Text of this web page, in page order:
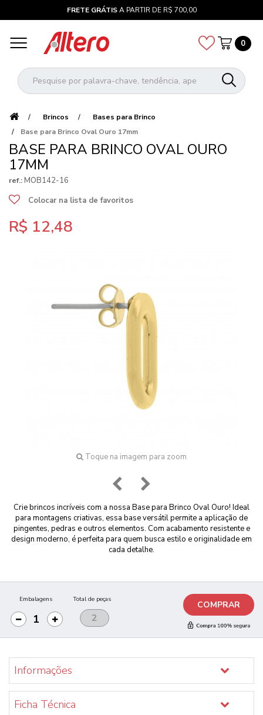
FRETE GRÁTISA PARTIR DE R$ 700,00
0
Brincos
Bases para Brinco
Base para Brinco Oval Ouro 17mm
BASE PARA BRINCO OVAL OURO
17MM
ref.: MOB142-16
Colocar na lista de favoritos
R$ 12,48
Toque na imagem para zoom
Crie brincos incríveis com a nossa Base para Brinco Oval Ouro! Ideal
para montagens criativas, essa base versátil permite a aplicação de
pingentes, pedras e outros elementos. Com acabamento resistente e
design moderno, é perfeita para quem busca estilo e originalidade em
cada detalhe.
Embalagens Total de peças COMPRAR
Informações
Ficha Técnica